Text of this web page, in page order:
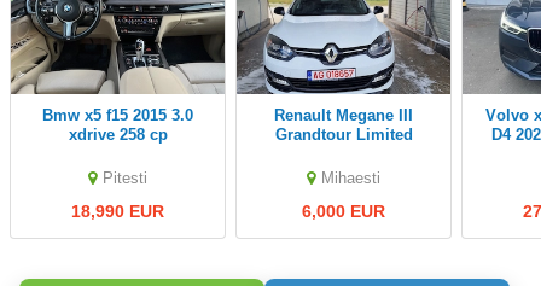
bmw x5 f15 2015 3.0
xdrive 258 cp
Pitesti
18,990 EUR
Renault Megane III
Grandtour Limited
Mihaesti
6,000 EUR
Volvo xc60 de vânzare
D4